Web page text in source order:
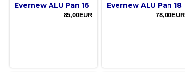
Evernew ALU Pan 16
85,00EUR
Evernew ALU Pan 18
78,00EUR